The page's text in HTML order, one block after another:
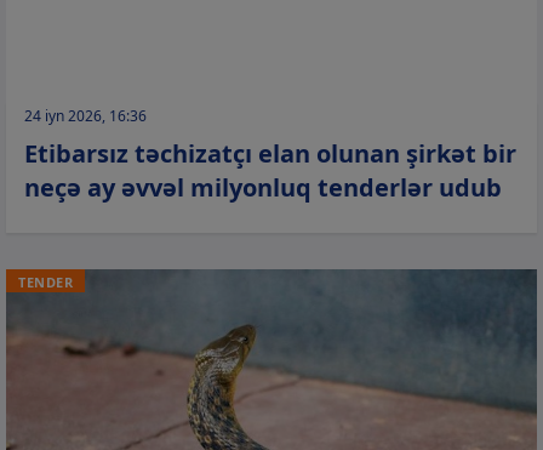
24 iyn 2026, 16:36
Etibarsız təchizatçı elan olunan şirkət bir
neçə ay əvvəl milyonluq tenderlər udub
TENDER